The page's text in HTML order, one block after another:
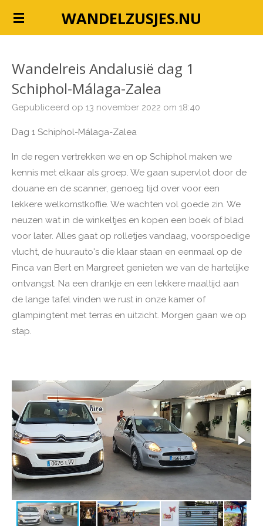
Ga
hoofdinhoud
WANDELZUSJES.NU
Wandelreis Andalusië dag 1
Schiphol-Málaga-Zalea
Gepubliceerd op 13 november 2022 om 18:40
Dag 1 Schiphol-Málaga-Zalea
In de regen vertrekken we en op Schiphol maken we
kennis met elkaar als groep. We gaan supervlot door de
douane en de scanner, genoeg tijd over voor een
lekkere welkomstkoffie. We wachten vol goede zin. We
neuzen wat in de winkeltjes en kopen een boek of blad
voor later. Alles gaat op rolletjes vandaag, voorspoedige
vlucht, de huurauto's die klaar staan en eenmaal op de
Finca van Bert en Margreet genieten we van de hartelijke
ontvangst. Na een drankje en een lekkere maaltijd aan
de lange tafel vinden we rust in onze kamer of
glampingtent met terras en uitzicht. Morgen gaan we op
stap.